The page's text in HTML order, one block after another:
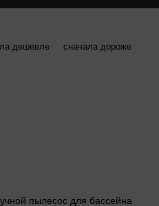
дешевле сначала дороже